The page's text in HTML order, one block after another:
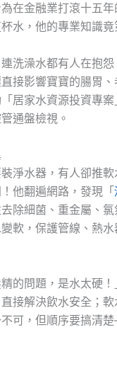
在金融業打滾十五
，他的專業知識竟
洗澡水都有人在抱
接影響寶寶的腸胃
居家水資源投資專
通盤檢視。
淨水器，有人卻推
他翻遍網路，發現「
除細菌、重金屬、
軟，保護管線、熱
的問題，是水太硬
接解決飲水安全；
可，但順序要搞清